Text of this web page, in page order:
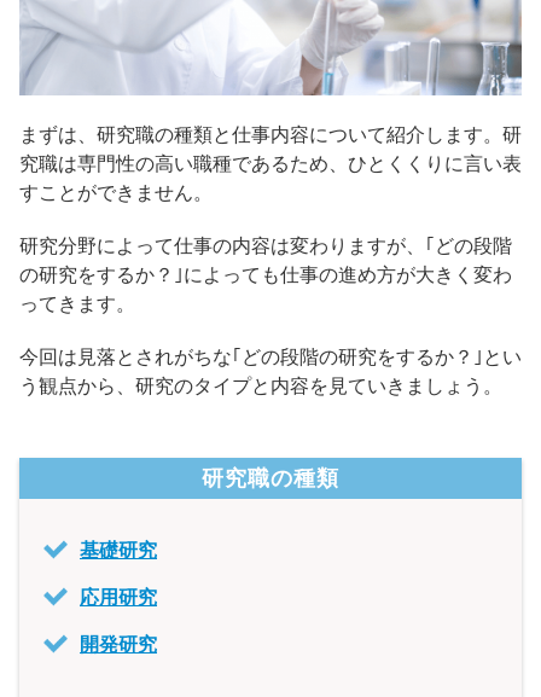
まずは、研究職の種類と仕事内容について紹介します。研
究職は専門性の高い職種であるため、ひとくくりに言い表
すことができません。
研究分野によって仕事の内容は変わりますが、｢どの段階
の研究をするか？｣によっても仕事の進め方が大きく変わ
ってきます。
今回は見落とされがちな｢どの段階の研究をするか？｣とい
う観点から、研究のタイプと内容を見ていきましょう。
研究職の種類
基礎研究
応用研究
開発研究